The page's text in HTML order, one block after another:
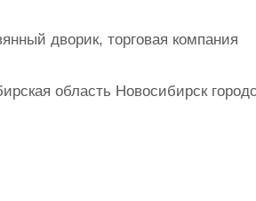
дворик, торговая компания
область Новосибирск